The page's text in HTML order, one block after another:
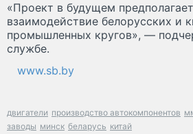
«Проект в будущем
взаимодействие белорусских и
промышленных кругов», —
службе.
www.sb.by
двигатели производство автокомпонентов
заводы минск беларусь китай